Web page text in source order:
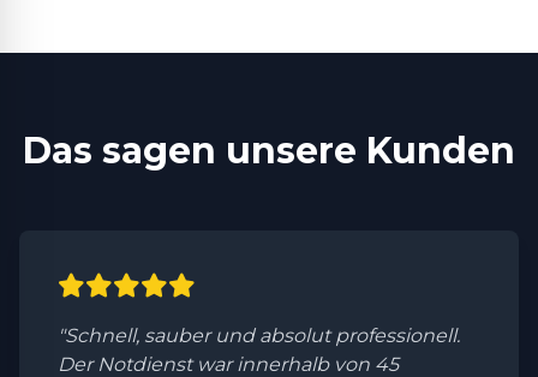
Das sagen unsere Kunden
"Schnell, sauber und absolut professionell.
Der Notdienst war innerhalb von 45